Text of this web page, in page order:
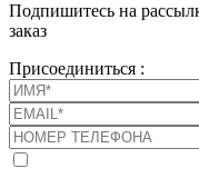
Подпишитесь на
заказ
Присоединиться :